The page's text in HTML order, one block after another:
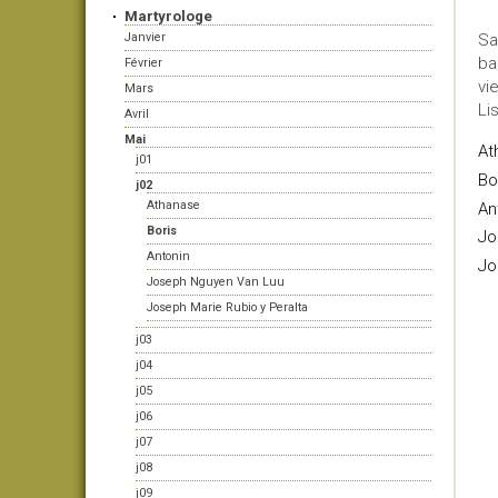
Martyrologe
Janvier
Février
Mars
Avril
Mai
j01
j02
Athanase
Boris
Antonin
Joseph Nguyen Van Luu
Joseph Marie Rubio y Peralta
j03
j04
j05
j06
j07
j08
j09